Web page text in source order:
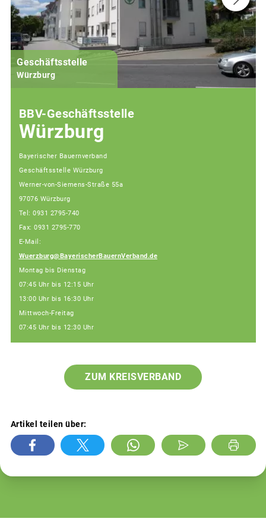
Geschäftsstelle
Würzburg
BBV-Geschäftsstelle
Würzburg
Bayerischer Bauernverband
Geschäftsstelle Würzburg
Werner-von-Siemens-Straße 55a
97076 Würzburg
Tel: 0931 2795-740
Fax: 0931 2795-770
E-Mail:
Wuerzburg@BayerischerBauernVerband.de
Montag bis Dienstag
07:45 Uhr bis 12:15 Uhr
13:00 Uhr bis 16:30 Uhr
Mittwoch-Freitag
07:45 Uhr bis 12:30 Uhr
ZUM KREISVERBAND
Artikel teilen über: